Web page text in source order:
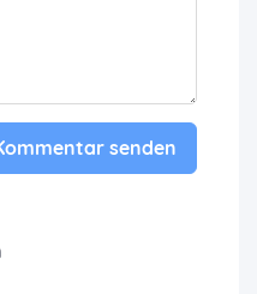
senden